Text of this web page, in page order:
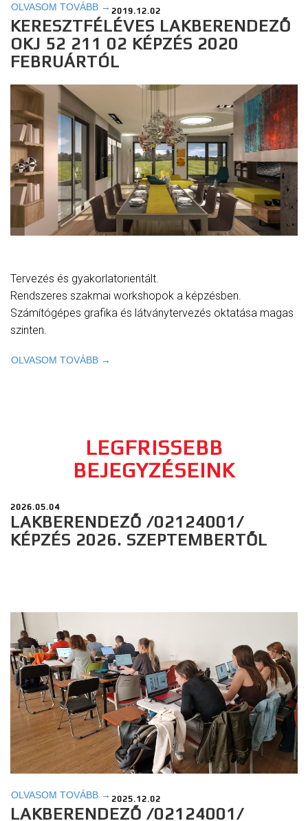
OLVASOM TOVÁBB → 2019.12.02
KERESZTFÉLÉVES LAKBERENDEZŐ
OKJ 52 211 02 KÉPZÉS 2020
FEBRUÁRTÓL
Tervezés és gyakorlatorientált.
Rendszeres szakmai workshopok a képzésben.
Számítógépes grafika és látványtervezés oktatása magas
szinten.
OLVASOM TOVÁBB →
LEGFRISSEBB
BEJEGYZÉSEINK
2026.05.04
LAKBERENDEZŐ /02124001/
KÉPZÉS 2026. SZEPTEMBERTŐL
OLVASOM TOVÁBB → 2025.12.02
LAKBERENDEZŐ /02124001/